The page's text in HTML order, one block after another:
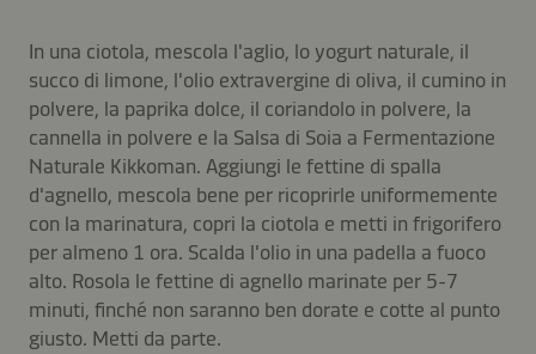
In una ciotola, mescola l'aglio, lo yogurt naturale, il
succo di limone, l'olio extravergine di oliva, il cumino in
polvere, la paprika dolce, il coriandolo in polvere, la
cannella in polvere e la Salsa di Soia a Fermentazione
Naturale Kikkoman. Aggiungi le fettine di spalla
d'agnello, mescola bene per ricoprirle uniformemente
con la marinatura, copri la ciotola e metti in frigorifero
per almeno 1 ora. Scalda l'olio in una padella a fuoco
alto. Rosola le fettine di agnello marinate per 5-7
minuti, finché non saranno ben dorate e cotte al punto
giusto. Metti da parte.